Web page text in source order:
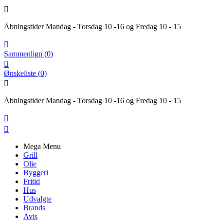

Åbningstider Mandag - Torsdag 10 -16 og Fredag 10 - 15

Sammenlign (0)

Ønskeliste (0)

Åbningstider Mandag - Torsdag 10 -16 og Fredag 10 - 15


Mega Menu
Grill
Olie
Byggeri
Fritid
Hus
Udvalgte
Brands
Avis